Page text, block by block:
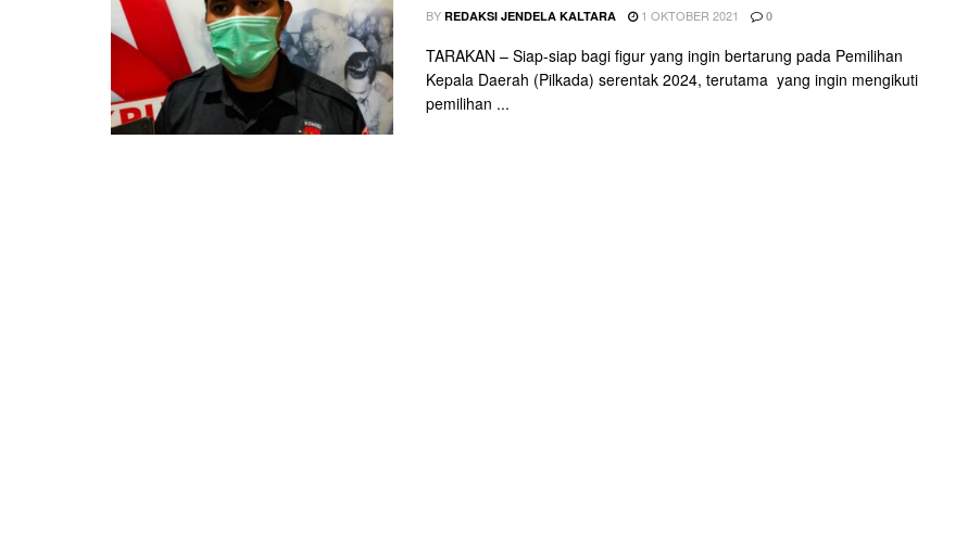
BY REDAKSI JENDELA KALTARA 1 OKTOBER 2021 0
TARAKAN – Siap-siap bagi figur yang ingin bertarung pada Pemilihan
Kepala Daerah (Pilkada) serentak 2024, terutama yang ingin mengikuti
pemilihan ...